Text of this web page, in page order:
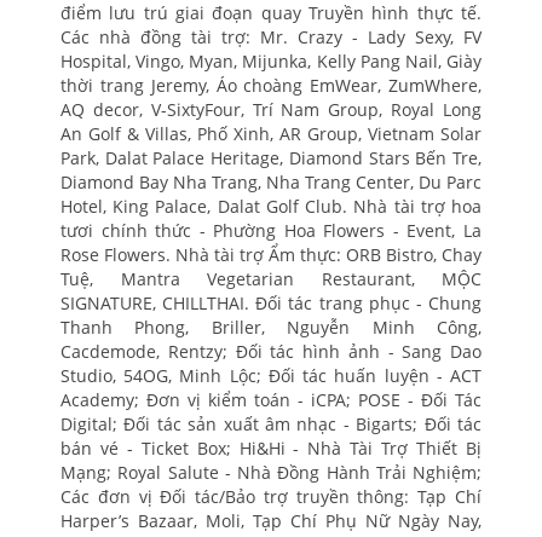
điểm lưu trú giai đoạn quay Truyền hình thực tế.
Các nhà đồng tài trợ: Mr. Crazy - Lady Sexy, FV
Hospital, Vingo, Myan, Mijunka, Kelly Pang Nail, Giày
thời trang Jeremy, Áo choàng EmWear, ZumWhere,
AQ decor, V-SixtyFour, Trí Nam Group, Royal Long
An Golf & Villas, Phố Xinh, AR Group, Vietnam Solar
Park, Dalat Palace Heritage, Diamond Stars Bến Tre,
Diamond Bay Nha Trang, Nha Trang Center, Du Parc
Hotel, King Palace, Dalat Golf Club. Nhà tài trợ hoa
tươi chính thức - Phường Hoa Flowers - Event, La
Rose Flowers. Nhà tài trợ Ẩm thực: ORB Bistro, Chay
Tuệ, Mantra Vegetarian Restaurant, MỘC
SIGNATURE, CHILLTHAI. Đối tác trang phục - Chung
Thanh Phong, Briller, Nguyễn Minh Công,
Cacdemode, Rentzy; Đối tác hình ảnh - Sang Dao
Studio, 54OG, Minh Lộc; Đối tác huấn luyện - ACT
Academy; Đơn vị kiểm toán - iCPA; POSE - Đối Tác
Digital; Đối tác sản xuất âm nhạc - Bigarts; Đối tác
bán vé - Ticket Box; Hi&Hi - Nhà Tài Trợ Thiết Bị
Mạng; Royal Salute - Nhà Đồng Hành Trải Nghiệm;
Các đơn vị Đối tác/Bảo trợ truyền thông: Tạp Chí
Harper’s Bazaar, Moli, Tạp Chí Phụ Nữ Ngày Nay,